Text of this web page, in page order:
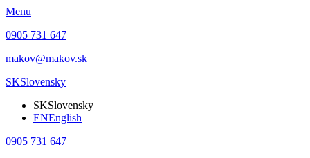
Menu
0905 731 647
makov@makov.sk
SKSlovensky
SKSlovensky
ENEnglish
0905 731 647